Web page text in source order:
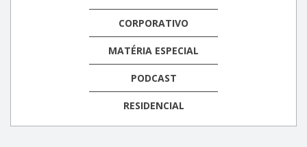
CORPORATIVO
MATÉRIA ESPECIAL
PODCAST
RESIDENCIAL